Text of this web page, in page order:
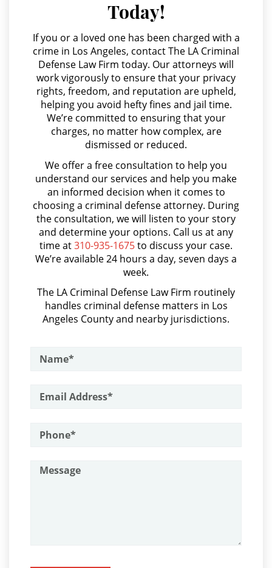
Juvenile Delinquency
Division of Juvenile Justice
Juvenile Delinquency Court
Juvenile Detention Hearings
Juvenile Disposition Hearings
Juvenile Informal Diversion
Juvenile Probation
Juvenile Three Strikes Law
Offenses Minors Can Be Tried As
Parental Rights in Juvenile Cases
Senate Bill 439
Sustained Juvenile Petitions
Motorcycle Accident
Amenazas Criminales
Annoying or Molesting a Child Under 18
Anulando o Rechazando una Condena
Apropiación Indebida De Fondos Públicos
Arson
Asalto y Agresión
Asalto con Arma Mortal
Asalto Simple
Audiencia Administrativa del DMV
Audiencias de Transferencia
Aumento de Sentencia por Armas de Fuego
Aumento de Sentencia para Pandillas
Audiencias De Disposición
Audiencias De Detención
Asalto Contra un Funcionario Público
Armas Prohibidas en California
Attempted Murder
Burglary Of A Safe Or Vault
Today!
If you or a loved one has been charged with a
crime in Los Angeles, contact The LA Criminal
Defense Law Firm today. Our attorneys will
work vigorously to ensure that your privacy
rights, freedom, and reputation are upheld,
helping you avoid hefty fines and jail time.
We’re committed to ensuring that your
charges, no matter how complex, are
dismissed or reduced.
We offer a free consultation to help you
understand our services and help you make
an informed decision when it comes to
choosing a criminal defense attorney. During
the consultation, we will listen to your story
and determine your options. Call us at any
time at310-935-1675to discuss your case.
We’re available 24 hours a day, seven days a
week.
The LA Criminal Defense Law Firm routinely
handles criminal defense matters in Los
Angeles County and nearby jurisdictions.